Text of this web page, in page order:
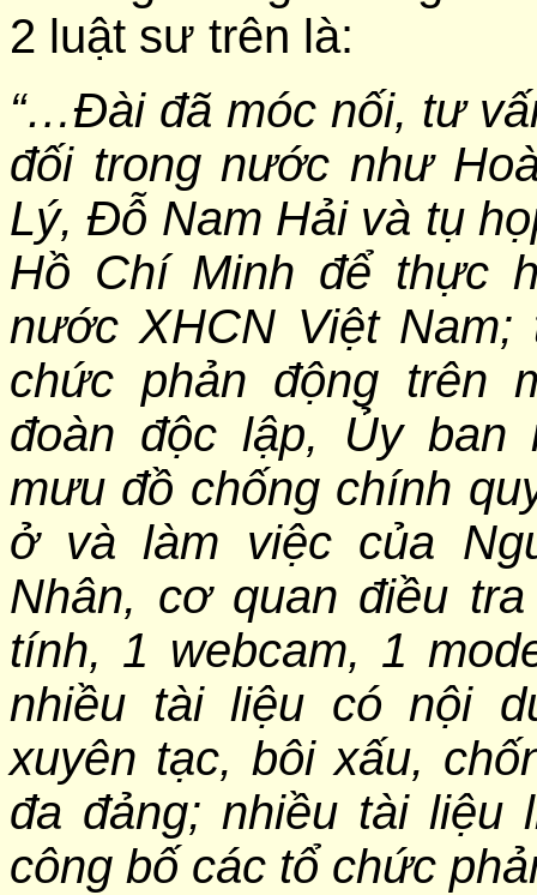
2 luật sư trên là:
“…Đàiđã móc nối, tư
đối trong nước như
Lý, Đỗ Nam Hải và tụ
Hồ Chí Minh để thực
nước XHCN Việt
chức phản động trên
đoàn độc lập, Ủy ban
mưu đồ chống chính
ở và làm việc của
Nhân, cơ quan điều
tính, 1 webcam, 1
nhiều tài liệu có nội
xuyên tạc, bôi xấu,
đa đảng; nhiều tài liệu
công bố các tổ chức